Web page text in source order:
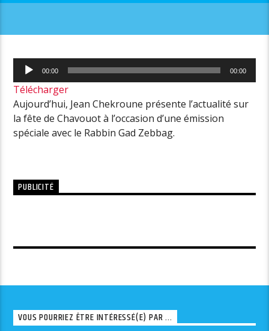
Lecteur
audio
00:00 00:00
Télécharger
Aujourd’hui, Jean Chekroune présente l’actualité sur
la fête de Chavouot à l’occasion d’une émission
spéciale avec le Rabbin Gad Zebbag.
PUBLICITÉ
VOUS POURRIEZ ÊTRE INTÉRESSÉ(E) PAR ...